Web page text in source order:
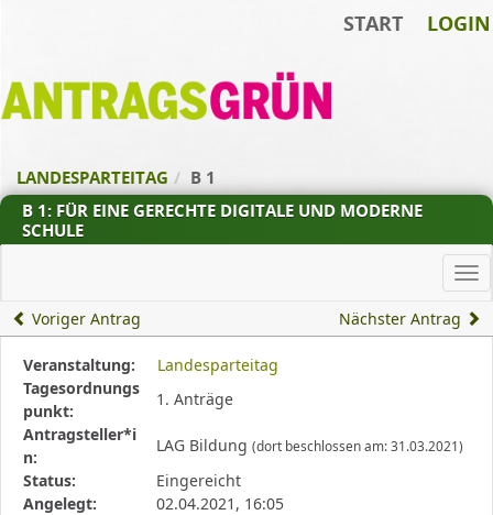
START LOGIN
Zur
Startseite
LANDESPARTEITAG
B 1
B 1: FÜR EINE GERECHTE DIGITALE UND MODERNE
SCHULE
Voriger Antrag Nächster Antrag
Diese
Tabelle
beschreibt
den
Status,
die
Antragstellerin
Veranstaltung:
Landesparteitag
Tagesordnungs
punkt:
1. Anträge
Antragsteller*i
n:
LAG Bildung (dort beschlossen am: 31.03.2021)
Status:
Eingereicht
Angelegt:
02.04.2021, 16:05